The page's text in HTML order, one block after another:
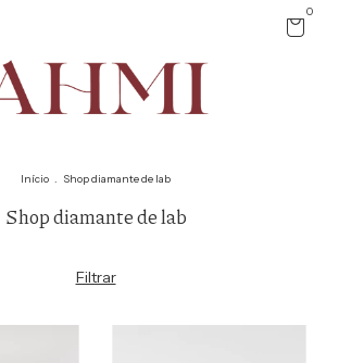
0
Início . Shop diamante de lab
Shop diamante de lab
Filtrar